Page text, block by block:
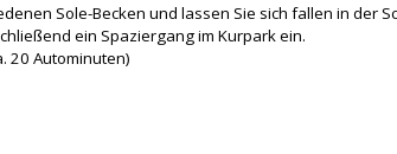
Sole-Becken und lassen Sie sich fallen in der
ein Spaziergang im Kurpark ein.
20 Autominuten)